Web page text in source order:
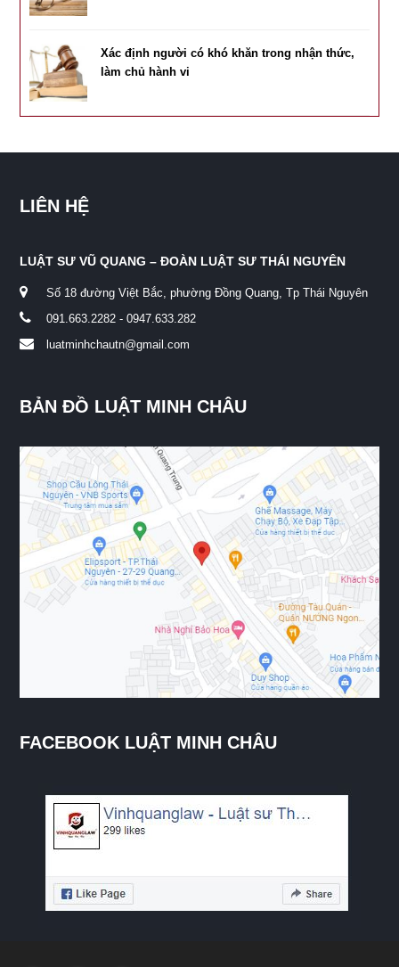
Xác định người có khó khăn trong nhận thức,
làm chủ hành vi
LIÊN HỆ
LUẬT SƯ VŨ QUANG – ĐOÀN LUẬT SƯ THÁI NGUYÊN
Số 18 đường Việt Bắc, phường Đồng Quang, Tp Thái Nguyên
091.663.2282 - 0947.633.282
luatminhchautn@gmail.com
BẢN ĐỒ LUẬT MINH CHÂU
FACEBOOK LUẬT MINH CHÂU